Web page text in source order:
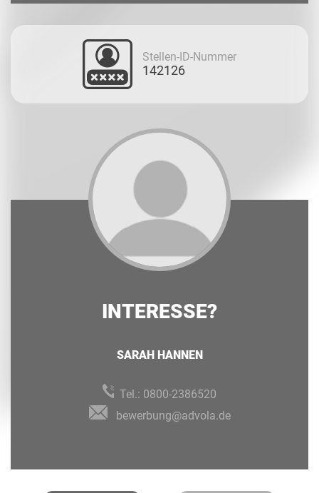
Stellen-ID-Nummer
142126
INTERESSE?
SARAH HANNEN
Tel.: 0800-2386520
bewerbung@advola.de